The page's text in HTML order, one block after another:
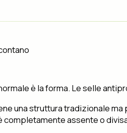
è la forma. Le selle
una struttura tradizionale
completamente assente o